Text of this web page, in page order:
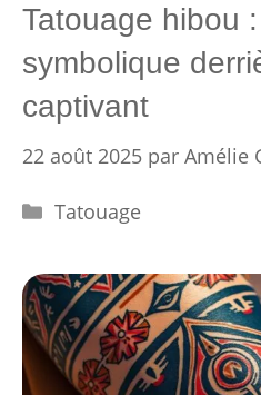
Tatouage hibou
symbolique
captivant
22 août 2025 par Amélie
Catégories
Tatouage